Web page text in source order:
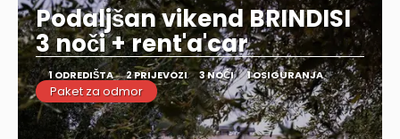
Podaljšan vikend BRINDISI
3 noči + rent'a'car
1 ODREDIŠTA 2 PRIJEVOZI 3 NOĆI 1 OSIGURANJA
Paket za odmor